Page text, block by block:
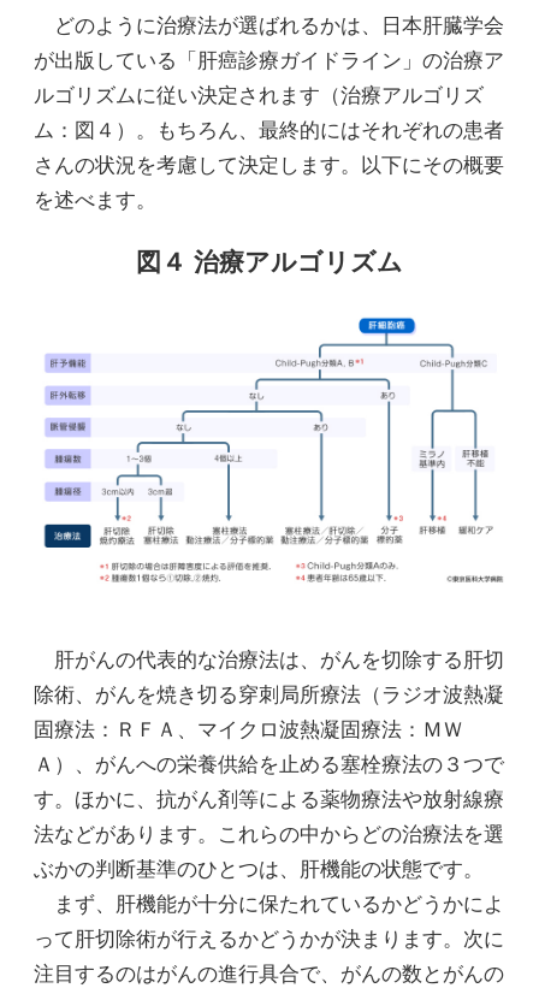
どのように治療法が選ばれるかは、日本肝臓学会
が出版している「肝癌診療ガイドライン」の治療ア
ルゴリズムに従い決定されます（治療アルゴリズ
ム：図４）。もちろん、最終的にはそれぞれの患者
さんの状況を考慮して決定します。以下にその概要
を述べます。
図４ 治療アルゴリズム
肝がんの代表的な治療法は、がんを切除する肝切
除術、がんを焼き切る穿刺局所療法（ラジオ波熱凝
固療法：ＲＦＡ、マイクロ波熱凝固療法：ＭＷ
Ａ）、がんへの栄養供給を止める塞栓療法の３つで
す。ほかに、抗がん剤等による薬物療法や放射線療
法などがあります。これらの中からどの治療法を選
ぶかの判断基準のひとつは、肝機能の状態です。
まず、肝機能が十分に保たれているかどうかによ
って肝切除術が行えるかどうかが決まります。次に
注目するのはがんの進行具合で、がんの数とがんの